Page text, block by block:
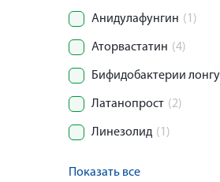
Анидулафунгин (1)
Аторвастатин (4)
Латанопрост (2)
Линезолид (1)
Показать все